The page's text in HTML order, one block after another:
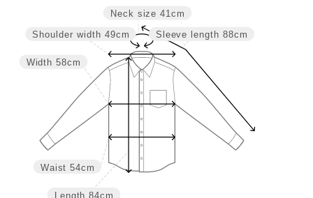
Sleeve length 88cm
Neck size 41cm
Length 84cm
Waist 54cm
Width 58cm
Shoulder width 49cm